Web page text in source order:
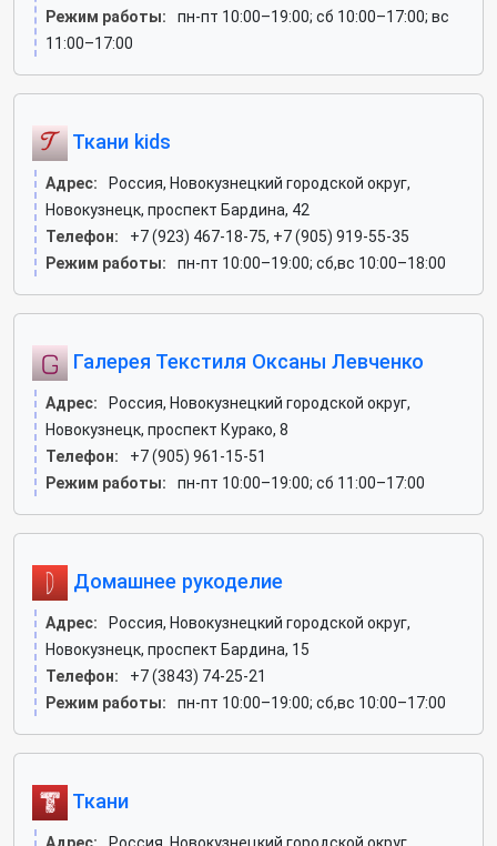
Режим работы:
пн-пт 10:00–19:00; сб 10:00–17:00; вс
11:00–17:00
Ткани kids
Адрес:
Россия, Новокузнецкий городской округ,
Новокузнецк, проспект Бардина, 42
Телефон:
+7 (923) 467-18-75, +7 (905) 919-55-35
Режим работы:
пн-пт 10:00–19:00; сб,вс 10:00–18:00
Галерея Текстиля Оксаны Левченко
Адрес:
Россия, Новокузнецкий городской округ,
Новокузнецк, проспект Курако, 8
Телефон:
+7 (905) 961-15-51
Режим работы:
пн-пт 10:00–19:00; сб 11:00–17:00
Домашнее рукоделие
Адрес:
Россия, Новокузнецкий городской округ,
Новокузнецк, проспект Бардина, 15
Телефон:
+7 (3843) 74-25-21
Режим работы:
пн-пт 10:00–19:00; сб,вс 10:00–17:00
Ткани